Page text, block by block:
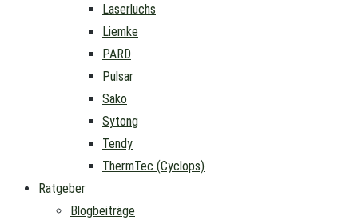
Laserluchs
Liemke
PARD
Pulsar
Sako
Sytong
Tendy
ThermTec (Cyclops)
Ratgeber
Blogbeiträge